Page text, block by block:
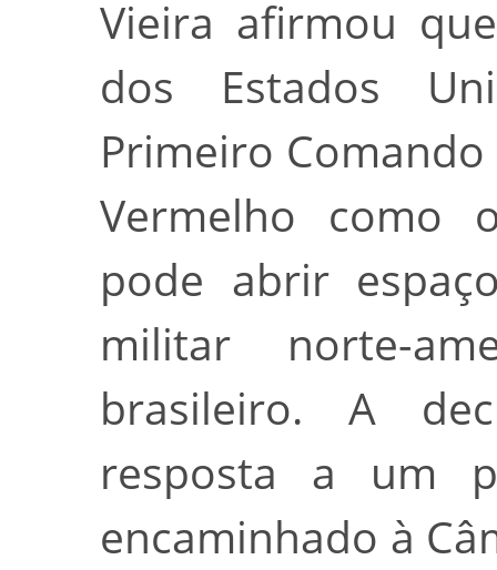
Vieira afirmou
dos Estados
Primeiro
Vermelho como
pode abrir
militar norte-
brasileiro. A
resposta a um
encaminhado à